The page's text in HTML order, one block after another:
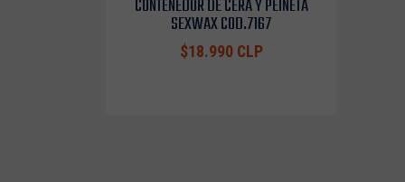
CONTENEDOR DE CERA Y PEINETA
SEXWAX COD.7167
$18.990 CLP